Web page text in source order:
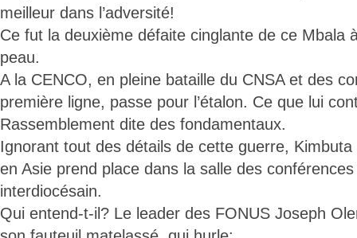
meilleur dans l’adversité!
Ce fut la deuxième défaite cinglante de ce Mbala
peau.
A la CENCO, en pleine bataille du CNSA et des
première ligne, passe pour l’étalon. Ce que lui
Rassemblement dite des fondamentaux.
Ignorant tout des détails de cette guerre, Kimbuta
en Asie prend place dans la salle des
interdiocésain.
Qui entend-t-il? Le leader des FONUS Joseph